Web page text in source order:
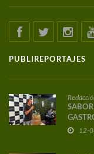
PUBLIREPORTAJES
DE12-